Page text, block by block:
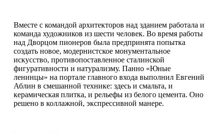
Вместе с командой архитекторов над зданием работала и
команда художников из шести человек. Во время работы
над Дворцом пионеров была предпринята попытка
создать новое, модернистское монументальное
искусство, противопоставленное сталинской
фигуративности и натурализму. Панно «Юные
ленинцы» на портале главного входа выполнил Евгений
Аблин в смешанной технике: здесь и смальта, и
керамическая плитка, и рельефы из белого цемента. Оно
решено в коллажной, экспрессивной манере.